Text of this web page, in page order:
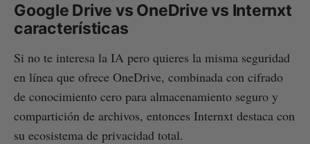
Google Drive vs OneDrive vs Internxt
características
Si no te interesa la IA pero quieres la misma seguridad
en línea que ofrece OneDrive, combinada con cifrado
de conocimiento cero para almacenamiento seguro y
compartición de archivos, entonces Internxt destaca con
su ecosistema de privacidad total.